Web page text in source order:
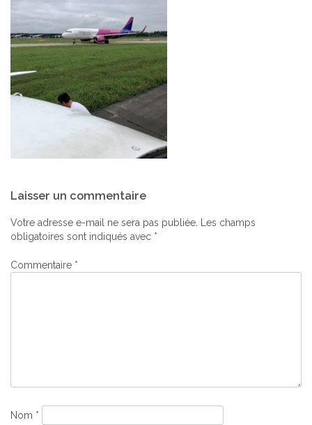
de
l’article
Laisser un commentaire
Votre adresse e-mail ne sera pas publiée. Les champs
obligatoires sont indiqués avec *
Commentaire *
Nom *